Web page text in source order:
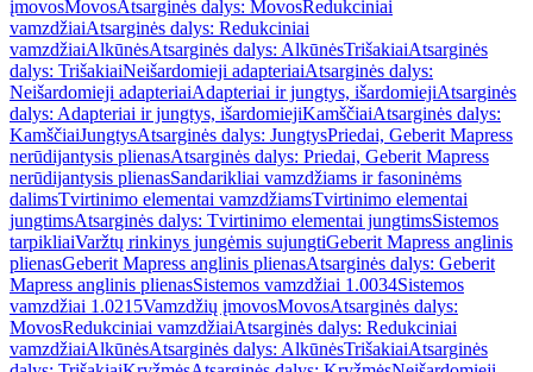
įmovosMovosAtsarginės dalys: MovosRedukciniai
vamzdžiaiAtsarginės dalys: Redukciniai
vamzdžiaiAlkūnėsAtsarginės dalys: AlkūnėsTrišakiaiAtsarginės
dalys: TrišakiaiNeišardomieji adapteriaiAtsarginės dalys:
Neišardomieji adapteriaiAdapteriai ir jungtys, išardomiejiAtsarginės
dalys: Adapteriai ir jungtys, išardomiejiKamščiaiAtsarginės dalys:
KamščiaiJungtysAtsarginės dalys: JungtysPriedai, Geberit Mapress
nerūdijantysis plienasAtsarginės dalys: Priedai, Geberit Mapress
nerūdijantysis plienasSandarikliai vamzdžiams ir fasoninėms
dalimsTvirtinimo elementai vamzdžiamsTvirtinimo elementai
jungtimsAtsarginės dalys: Tvirtinimo elementai jungtimsSistemos
tarpikliaiVaržtų rinkinys jungėmis sujungtiGeberit Mapress anglinis
plienasGeberit Mapress anglinis plienasAtsarginės dalys: Geberit
Mapress anglinis plienasSistemos vamzdžiai 1.0034Sistemos
vamzdžiai 1.0215Vamzdžių įmovosMovosAtsarginės dalys:
MovosRedukciniai vamzdžiaiAtsarginės dalys: Redukciniai
vamzdžiaiAlkūnėsAtsarginės dalys: AlkūnėsTrišakiaiAtsarginės